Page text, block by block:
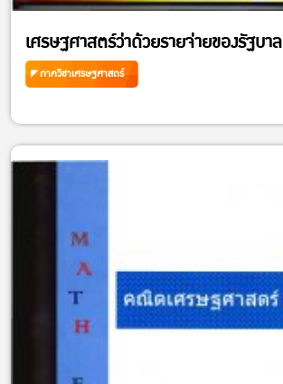
เศรษฐศาสตร์ว่าด้วยรายจ่ายของรัฐบาล
ภาควิชาเศรษฐศาสตร์